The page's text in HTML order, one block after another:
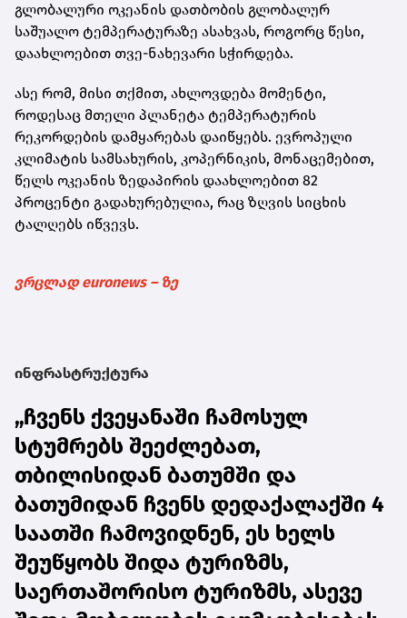
გლობალური ოკეანის დათბობის გლობალურ
საშუალო ტემპერატურაზე ასახვას, როგორც წესი,
დაახლოებით თვე-ნახევარი სჭირდება.
ასე რომ, მისი თქმით, ახლოვდება მომენტი,
როდესაც მთელი პლანეტა ტემპერატურის
რეკორდების დამყარებას დაიწყებს. ევროპული
კლიმატის სამსახურის, კოპერნიკის, მონაცემებით,
წელს ოკეანის ზედაპირის დაახლოებით 82
პროცენტი გადახურებულია, რაც ზღვის სიცხის
ტალღებს იწვევს.
ვრცლად euronews – ზე
ინფრასტრუქტურა
„ჩვენს ქვეყანაში ჩამოსულ
სტუმრებს შეეძლებათ,
თბილისიდან ბათუმში და
ბათუმიდან ჩვენს დედაქალაქში 4
საათში ჩამოვიდნენ, ეს ხელს
შეუწყობს შიდა ტურიზმს,
საერთაშორისო ტურიზმს, ასევე